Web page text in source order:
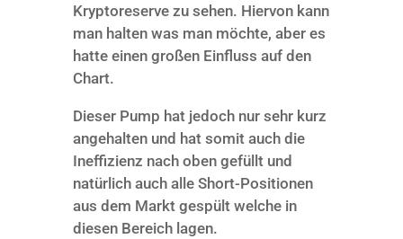
Kryptoreserve zu sehen. Hiervon kann
man halten was man möchte, aber es
hatte einen großen Einfluss auf den
Chart.
Dieser Pump hat jedoch nur sehr kurz
angehalten und hat somit auch die
Ineffizienz nach oben gefüllt und
natürlich auch alle Short-Positionen
aus dem Markt gespült welche in
diesen Bereich lagen.